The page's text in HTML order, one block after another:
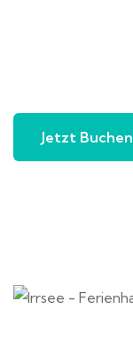
Jetzt Buchen